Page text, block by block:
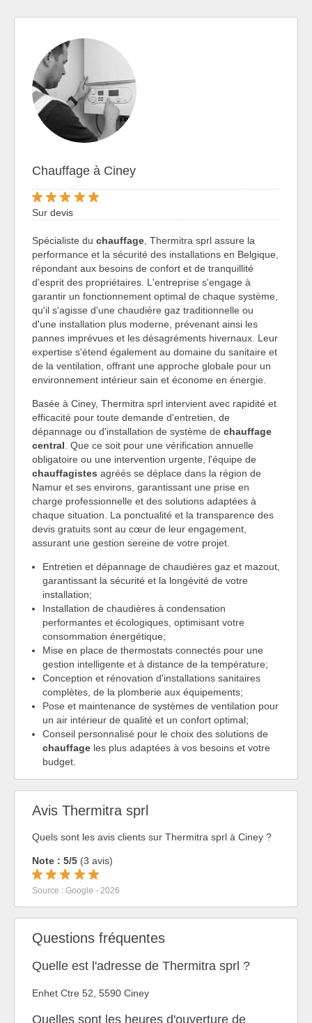
Chauffage à Ciney
Sur devis
Spécialiste du chauffage , Thermitra sprl assure la
performance et la sécurité des installations en Belgique,
répondant aux besoins de confort et de tranquillité
d'esprit des propriétaires. L'entreprise s'engage à
garantir un fonctionnement optimal de chaque système,
qu'il s'agisse d'une chaudière gaz traditionnelle ou
d'une installation plus moderne, prévenant ainsi les
pannes imprévues et les désagréments hivernaux. Leur
expertise s'étend également au domaine du sanitaire et
de la ventilation, offrant une approche globale pour un
environnement intérieur sain et économe en énergie.
Basée à Ciney, Thermitra sprl intervient avec rapidité et
efficacité pour toute demande d'entretien, de
dépannage ou d'installation de système de chauffage
central . Que ce soit pour une vérification annuelle
obligatoire ou une intervention urgente, l'équipe de
chauffagistes agréés se déplace dans la région de
Namur et ses environs, garantissant une prise en
charge professionnelle et des solutions adaptées à
chaque situation. La ponctualité et la transparence des
devis gratuits sont au cœur de leur engagement,
assurant une gestion sereine de votre projet.
Entretien et dépannage de chaudières gaz et mazout,
garantissant la sécurité et la longévité de votre
installation;
Installation de chaudières à condensation
performantes et écologiques, optimisant votre
consommation énergétique;
Mise en place de thermostats connectés pour une
gestion intelligente et à distance de la température;
Conception et rénovation d'installations sanitaires
complètes, de la plomberie aux équipements;
Pose et maintenance de systèmes de ventilation pour
un air intérieur de qualité et un confort optimal;
Conseil personnalisé pour le choix des solutions de
chauffage les plus adaptées à vos besoins et votre
budget.
Avis Thermitra sprl
Quels sont les avis clients sur Thermitra sprl à Ciney ?
Note : 5/5 (3 avis)
Source : Google - 2026
Questions fréquentes
Quelle est l'adresse de Thermitra sprl ?
Enhet Ctre 52, 5590 Ciney
Quelles sont les heures d'ouverture de